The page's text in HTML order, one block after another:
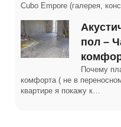
Cubo Empore (галерея,
пол –
Почему
комфорта ( не в
квартире я покажу к…